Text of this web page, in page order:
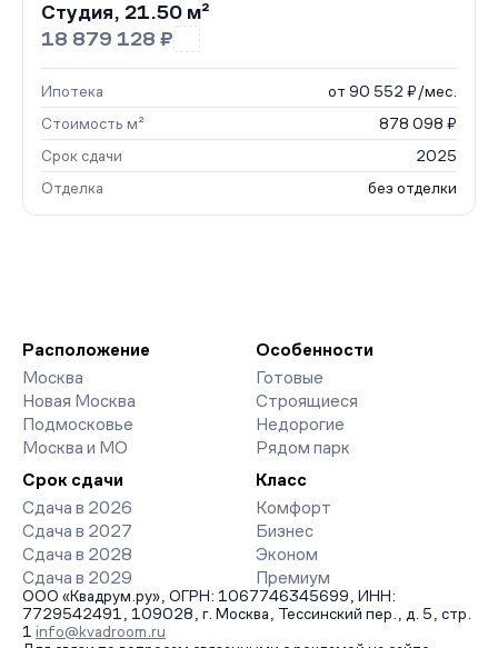
Студия, 21.50 м²
18 879 128 ₽
Ипотека
от 90 552 ₽/мес.
Стоимость м²
878 098 ₽
Срок сдачи
2025
Отделка
без отделки
Расположение
Москва
Новая Москва
Подмосковье
Москва и МО
Особенности
Готовые
Строящиеся
Недорогие
Рядом парк
Срок сдачи
Сдача в 2026
Сдача в 2027
Сдача в 2028
Сдача в 2029
Класс
Комфорт
Бизнес
Эконом
Премиум
ООО «Квадрум.ру», ОГРН: 1067746345699, ИНН:
7729542491, 109028, г. Москва, Тессинский пер., д. 5, стр.
1 info@kvadroom.ru